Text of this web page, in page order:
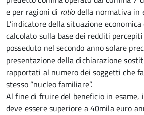
e per ragioni di ratiodella normativa in
L’indicatore della situazione
calcolato sulla base dei redditi
posseduto nel secondo anno solare
presentazione della dichiarazione
rapportati al numero dei soggetti che
stesso “nucleo familiare”.
Al fine di fruire del beneficio in esame,
deve essere superiore a 40mila euro